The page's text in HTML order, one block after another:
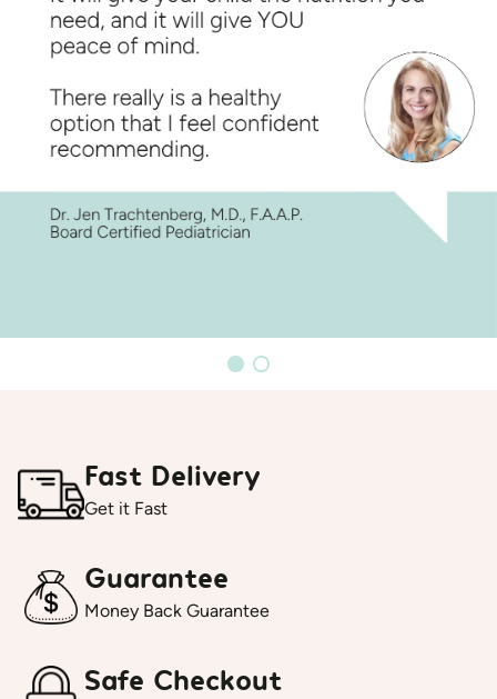
Fast Delivery
Get it Fast
Guarantee
Money Back Guarantee
Safe Checkout